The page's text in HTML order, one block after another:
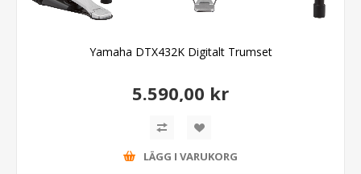
Yamaha DTX432K Digitalt Trumset
5.590,00 kr
LÄGG I VARUKORG